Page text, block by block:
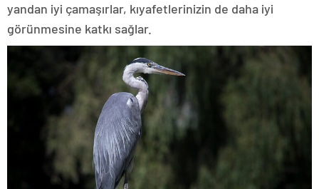
yandan iyi çamaşırlar, kıyafetlerinizin de daha iyi
görünmesine katkı sağlar.